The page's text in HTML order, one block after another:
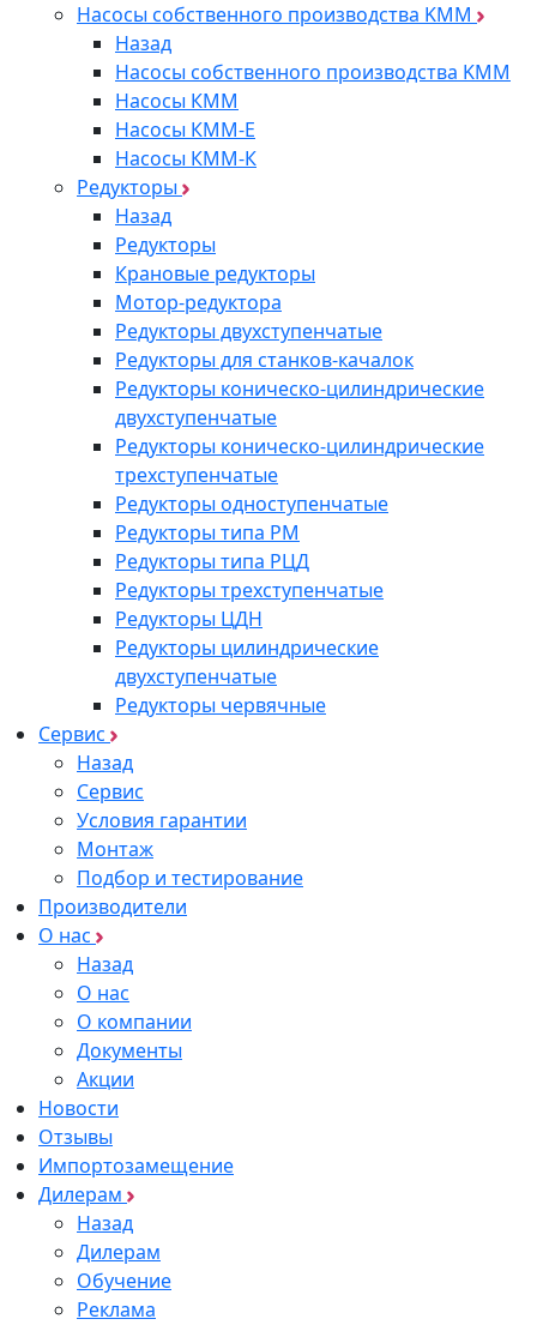
Насосы собственного производства KMM
Назад
Насосы собственного производства KMM
Насосы КММ
Насосы КММ-Е
Насосы КММ-К
Редукторы
Назад
Редукторы
Крановые редукторы
Мотор-редуктора
Редукторы двухступенчатые
Редукторы для станков-качалок
Редукторы коническо-цилиндрические
двухступенчатые
Редукторы коническо-цилиндрические
трехступенчатые
Редукторы одноступенчатые
Редукторы типа РМ
Редукторы типа РЦД
Редукторы трехступенчатые
Редукторы ЦДН
Редукторы цилиндрические
двухступенчатые
Редукторы червячные
Сервис
Назад
Сервис
Условия гарантии
Монтаж
Подбор и тестирование
Производители
О нас
Назад
О нас
О компании
Документы
Акции
Новости
Отзывы
Импортозамещение
Дилерам
Назад
Дилерам
Обучение
Реклама